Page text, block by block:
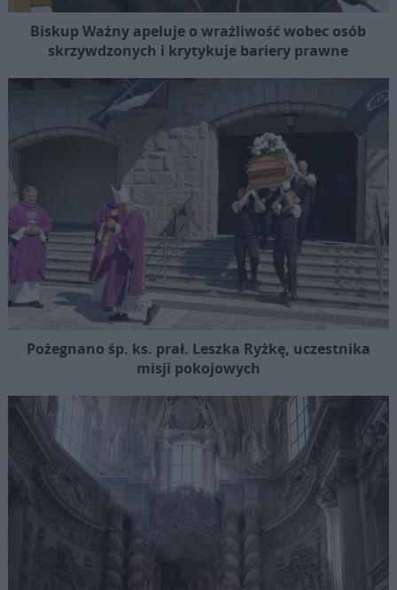
Biskup Ważny apeluje o wrażliwość wobec osób
skrzywdzonych i krytykuje bariery prawne
Pożegnano śp. ks. prał. Leszka Ryżkę, uczestnika
misji pokojowych